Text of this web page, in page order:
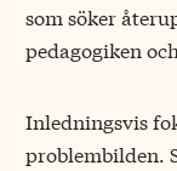
som söker
pedagogiken
Inledningsvis
problembilden.